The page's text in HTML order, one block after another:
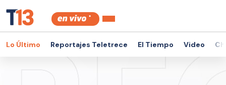
Lo Último Reportajes Teletrece El Tiempo Video